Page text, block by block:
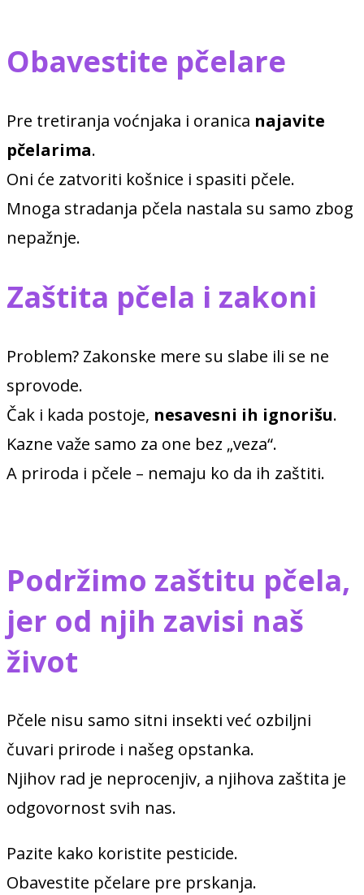
Obavestite pčelare
Pre tretiranja voćnjaka i oranica najavite
pčelarima.
Oni će zatvoriti košnice i spasiti pčele.
Mnoga stradanja pčela nastala su samo zbog
nepažnje.
Zaštita pčela i zakoni
Problem? Zakonske mere su slabe ili se ne
sprovode.
Čak i kada postoje, nesavesni ih ignorišu.
Kazne važe samo za one bez „veza“.
A priroda i pčele – nemaju ko da ih zaštiti.
Podržimo zaštitu pčela,
jer od njih zavisi naš
život
Pčele nisu samo sitni insekti već ozbiljni
čuvari prirode i našeg opstanka.
Njihov rad je neprocenjiv, a njihova zaštita je
odgovornost svih nas.
Pazite kako koristite pesticide.
Obavestite pčelare pre prskanja.